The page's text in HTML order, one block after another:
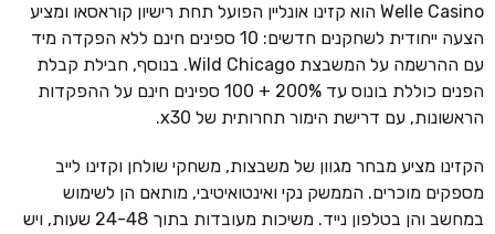
Welle Casino הוא קזינו אונליין הפועל תחת רישיון קוראסאו ומציע
הצעה ייחודית לשחקנים חדשים: 10 ספינים חינם ללא הפקדה מיד
עם ההרשמה על המשבצת Wild Chicago. בנוסף, חבילת קבלת
הפנים כוללת בונוס עד 200% + 100 ספינים חינם על ההפקדות
הראשונות, עם דרישת הימור תחרותית של x30.
הקזינו מציע מבחר מגוון של משבצות, משחקי שולחן וקזינו לייב
מספקים מוכרים. הממשק נקי ואינטואיטיבי, מותאם הן לשימוש
במחשב והן בטלפון נייד. משיכות מעובדות בתוך 24-48 שעות, ויש